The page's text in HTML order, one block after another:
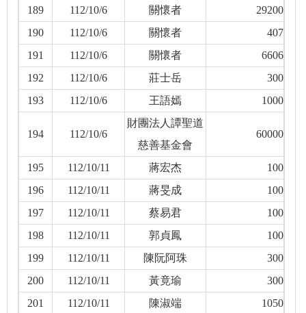
189 112/10/6 關懷者
29200
190
112/10/6 關懷者
407
191
112/10/6 關懷者
6606
192
112/10/6 莊士岳
300
193
112/10/6 王語嫣 1000
194 112/10/6
財團法人譚聖道
慈善基金會
60000
195 112/10/11 蔣宏杰
100
196
112/10/11 蔣旻成
100
197
112/10/11 蔡易君
100
198
112/10/11 郭貞鳳
100
199
112/10/11 陳阮阿珠
300
200
112/10/11 黃竟瑜
300
201
112/10/11 陳淑端
1050